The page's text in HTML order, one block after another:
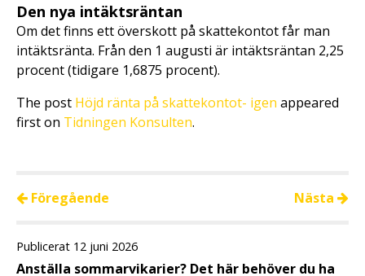
Den nya intäktsräntan
Om det finns ett överskott på skattekontot får man
intäktsränta. Från den 1 augusti är intäktsräntan 2,25
procent (tidigare 1,6875 procent).
The post Höjd ränta på skattekontot- igen appeared
first on Tidningen Konsulten.
Föregående Nästa
Publicerat 12 juni 2026
Anställa sommarvikarier? Det här behöver du ha